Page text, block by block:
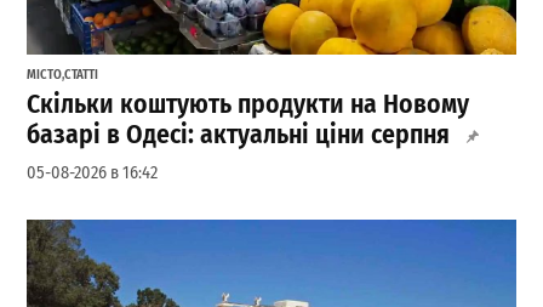
МІСТО,СТАТТІ
Скільки коштують продукти на Новому
базарі в Одесі: актуальні ціни серпня
05-08-2026 в 16:42